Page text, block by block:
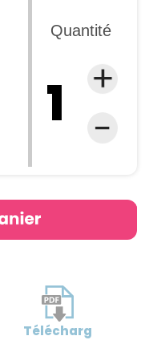
Quantité
Télécharg